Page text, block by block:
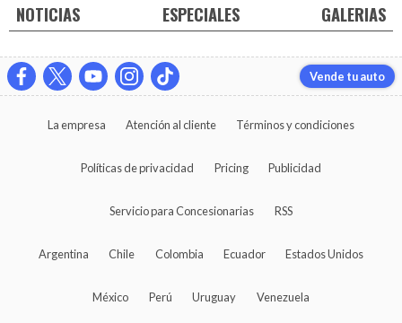
NOTICIAS ESPECIALES GALERIAS
Vende tu auto
La empresa Atención al cliente Términos y condiciones
Políticas de privacidad Pricing Publicidad
Servicio para Concesionarias RSS
Argentina Chile Colombia Ecuador Estados Unidos
México Perú Uruguay Venezuela